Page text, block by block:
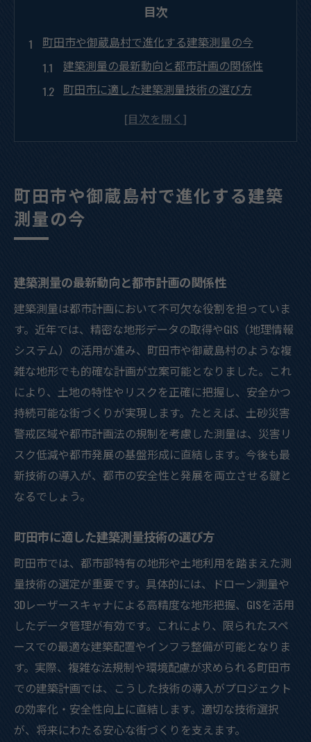
目次
町田市や御蔵島村で進化する建築測量の今
建築測量の最新動向と都市計画の関係性
町田市に適した建築測量技術の選び方
御蔵島村で活きる建築測量の具体的活用法
効率的な建築測量で未来志向の街づくりを
建築測量が叶える東京都の安全な街づくり
建築測量による都市の災害リスク低減戦略
測量データで実現する持続可能な街づくり
東京都津波災害警戒区域の測量対応法
建築測量の精度が安全な都市基盤を築く
多様なリスクに強い建築測量の役割とは
土砂災害リスクに強い都市計画の鍵とは
建築測量で把握する土砂災害警戒区域の重
要性
東京都土砂災害情報を活かす測量アプロー
チ
土砂災害リスク評価に基づく都市計画の方
法
ハザードマップ連携の建築測量活用事例
建築測量が支える調布市の災害対策の実際
測量技術で強化する都市の防災体制
津波・水害情報を活かす建築測量の実践法
水害リスク軽減に役立つ建築測量の視点
東京都ハザードマップを測量に最大活用
津波災害警戒区域に対応する測量手法
建築測量で実現する安全な土地利用計画
測量データから考える水害対策の最前線
町田市や御蔵島村で進化する建築
測量の今
建築測量の最新動向と都市計画の関係性
建築測量は都市計画において不可欠な役割を担っていま
す。近年では、精密な地形データの取得やGIS（地理情報
システム）の活用が進み、町田市や御蔵島村のような複
雑な地形でも的確な計画が立案可能となりました。これ
により、土地の特性やリスクを正確に把握し、安全かつ
持続可能な街づくりが実現します。たとえば、土砂災害
警戒区域や都市計画法の規制を考慮した測量は、災害リ
スク低減や都市発展の基盤形成に直結します。今後も最
新技術の導入が、都市の安全性と発展を両立させる鍵と
なるでしょう。
町田市に適した建築測量技術の選び方
町田市では、都市部特有の地形や土地利用を踏まえた測
量技術の選定が重要です。具体的には、ドローン測量や
3Dレーザースキャナによる高精度な地形把握、GISを活用
したデータ管理が有効です。これにより、限られたスペ
ースでの最適な建築配置やインフラ整備が可能となりま
す。実際、複雑な法規制や環境配慮が求められる町田市
での建築計画では、こうした技術の導入がプロジェクト
の効率化・安全性向上に直結します。適切な技術選択
が、将来にわたる安心な街づくりを支えます。